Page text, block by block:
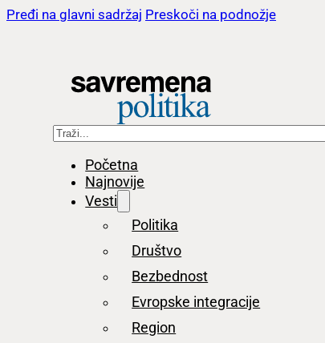
Pređi na glavni sadržaj Preskoči na podnožje
Pretraga
Početna
Najnovije
Vesti
Politika
Društvo
Bezbednost
Evropske integracije
Region